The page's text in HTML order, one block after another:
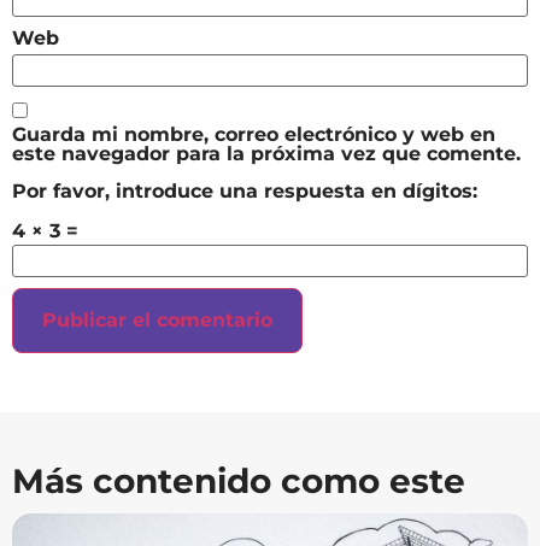
Web
Guarda mi nombre, correo electrónico y web en
este navegador para la próxima vez que comente.
Por favor, introduce una respuesta en dígitos:
4 × 3 =
Más contenido como este